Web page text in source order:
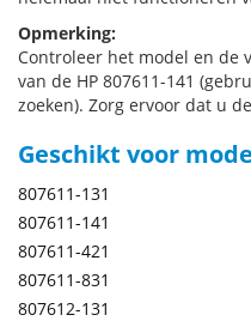
Opmerking:
Controleer het model en de
van de HP 807611-141
zoeken). Zorg ervoor dat u
Geschikt voor
807611-131
807611-141
807611-421
807611-831
807612-131